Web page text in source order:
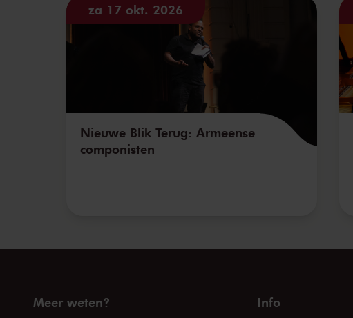
za 17 okt. 2026
Nieuwe Blik Terug: Armeense
componisten
Meer weten? Info